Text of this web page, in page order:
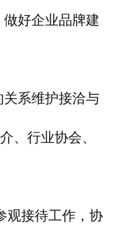
好企业品牌建
系维护接洽与
、行业协会、
观接待工作，协